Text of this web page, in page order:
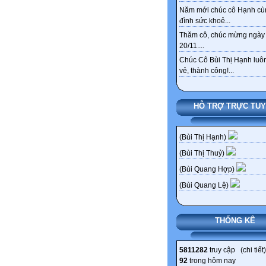
Năm mới chúc cô Hạnh
đình sức khoẻ...
Thăm cô, chúc mừng ngày
20/11....
Chúc Cô Bùi Thị Hạnh
vẻ, thành công!...
HỖ TRỢ TRỰC
(Bùi Thị Hạnh)
(Bùi Thị Thuỷ)
(Bùi Quang Hợp)
(Bùi Quang Lệ)
THỐNG KÊ
5811282 truy cập (chi tiết)
92 trong hôm nay